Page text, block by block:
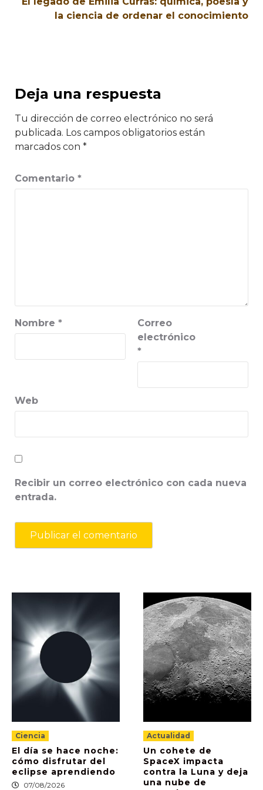
la ciencia de ordenar el conocimiento
Deja una respuesta
Tu dirección de correo electrónico no será
publicada. Los campos obligatorios están
marcados con *
Comentario *
Nombre *
Correo
electrónico
*
Web
Recibir un correo electrónico con cada nueva
entrada.
Ciencia
El día se hace noche:
cómo disfrutar del
eclipse aprendiendo
07/08/2026
Actualidad
Un cohete de
SpaceX impacta
contra la Luna y deja
una nube de